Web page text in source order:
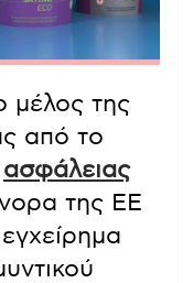
μέλος της
από το
ασφάλειας
της ΕΕ